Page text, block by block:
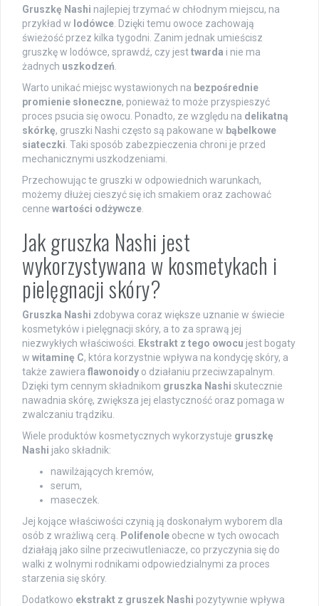
Gruszkę Nashi najlepiej trzymać w chłodnym miejscu, na
przykład w lodówce . Dzięki temu owoce zachowają
świeżość przez kilka tygodni. Zanim jednak umieścisz
gruszkę w lodówce, sprawdź, czy jesttwarda i nie ma
żadnych uszkodzeń
Warto unikać miejsc wystawionych na bezpośrednie
promienie słoneczne, ponieważ to może przyspieszyć
proces psucia się owocu. Ponadto, ze względu na delikatną
skórkę, gruszki Nashi często są pakowane w bąbelkowe
siateczki . Taki sposób zabezpieczenia chroni je przed
mechanicznymi uszkodzeniami.
Przechowując te gruszki w odpowiednich warunkach,
możemy dłużej cieszyć się ich smakiem oraz zachować
cenne wartości odżywcze
Jak gruszka Nashi jest
wykorzystywana w kosmetykach i
pielęgnacji skóry?
Gruszka Nashi zdobywa coraz większe uznanie w świecie
kosmetyków i pielęgnacji skóry, a to za sprawą jej
niezwykłych właściwości.
Ekstrakt z tego owocu jest bogaty
w witaminę C, która korzystnie wpływa na kondycję skóry, a
także zawiera flawonoidy o działaniu przeciwzapalnym.
Dzięki tym cennym składnikom gruszka Nashi skutecznie
nawadnia skórę, zwiększa jej elastyczność oraz pomaga w
zwalczaniu trądziku.
Wiele produktów kosmetycznych wykorzystuje gruszkę
Nashi jako składnik:
nawilżających kremów,
serum,
maseczek.
Jej kojące właściwości czynią ją doskonałym wyborem dla
osób z wrażliwą cerą.
Polifenole obecne w tych owocach
działają jako silne przeciwutleniacze, co przyczynia się do
walki z wolnymi rodnikami odpowiedzialnymi za proces
starzenia się skóry.
Dodatkowo ekstrakt z gruszek Nashi pozytywnie wpływa